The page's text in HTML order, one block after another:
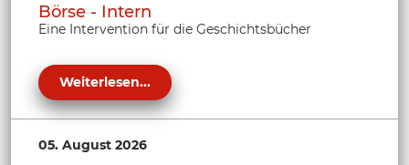
Börse - Intern
Eine Intervention für die Geschichtsbücher
Weiterlesen...
05. August 2026